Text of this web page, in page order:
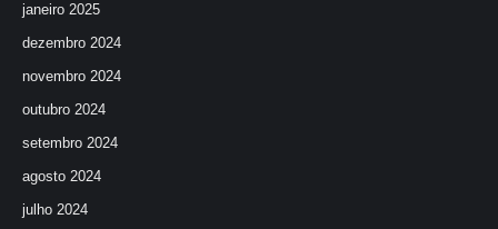
janeiro 2025
dezembro 2024
novembro 2024
outubro 2024
setembro 2024
agosto 2024
julho 2024